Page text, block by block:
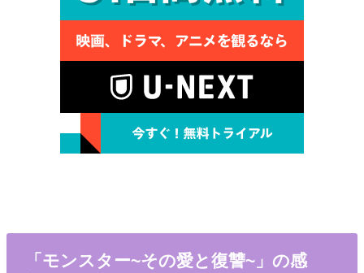
「モンスター~その愛と復讐~」の感